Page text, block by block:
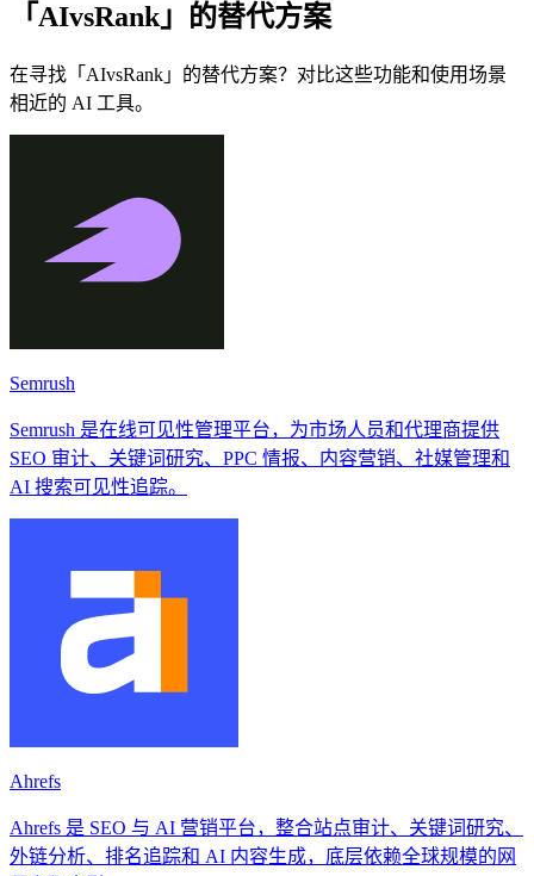
「AIvsRank」的替代方案
在寻找「AIvsRank」的替代方案？对比这些功能和使用场景
相近的 AI 工具。
Semrush
Semrush 是在线可见性管理平台，为市场人员和代理商提供
SEO 审计、关键词研究、PPC 情报、内容营销、社媒管理和
AI 搜索可见性追踪。
Ahrefs
Ahrefs 是 SEO 与 AI 营销平台，整合站点审计、关键词研究、
外链分析、排名追踪和 AI 内容生成，底层依赖全球规模的网